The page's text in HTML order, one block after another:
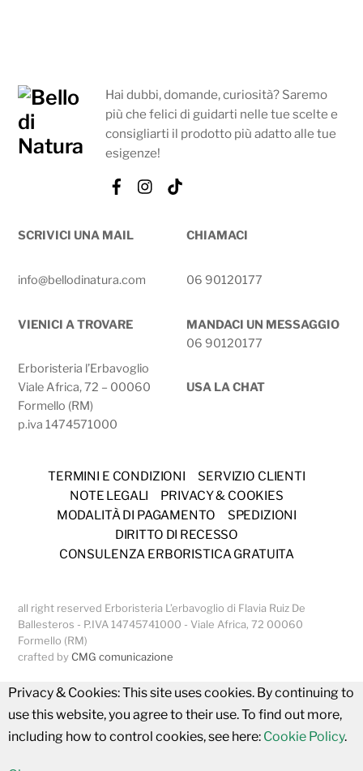
Hai dubbi, domande, curiosità? Saremo
più che felici di guidarti nelle tue scelte e
consigliarti il prodotto più adatto alle tue
esigenze!
FacebookInstagram
SCRIVICI UNA MAIL
info@bellodinatura.com
CHIAMACI
06 90120177
VIENICI A TROVARE
Erboristeria l’Erbavoglio
Viale Africa, 72 – 00060
Formello (RM)
p.iva 1474571000
MANDACI UN MESSAGGIO
06 90120177
USA LA CHAT
TERMINI E CONDIZIONI
SERVIZIO CLIENTI
NOTE LEGALI
PRIVACY & COOKIES
MODALITÀ DI PAGAMENTO
SPEDIZIONI
DIRITTO DI RECESSO
CONSULENZA ERBORISTICA GRATUITA
all right reserved Erboristeria L’erbavoglio di Flavia Ruiz De
Ballesteros - P.IVA 14745741000 - Viale Africa, 72 00060
Formello (RM)
crafted by CMG comunicazione
Privacy & Cookies: This site uses cookies. By continuing to
use this website, you agree to their use. To find out more,
including how to control cookies, see here: Cookie Policy.